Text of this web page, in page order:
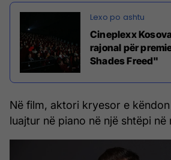
Cineplexx
rajonal për
Shades Freed"
Në film, aktori kryesor e
luajtur në piano në një shtëpi në